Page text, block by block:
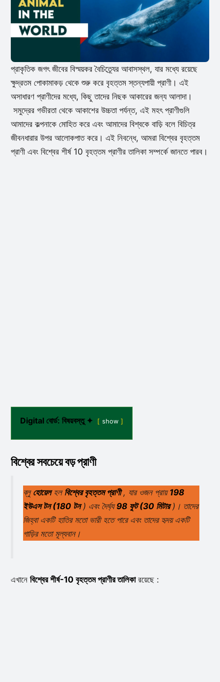
প্রাকৃতিক জগৎ জীবের বিস্ময়কর বৈচিত্র্যের আবাসস্থল, যার মধ্যে রয়েছে
ক্ষুদ্রতম পোকামাকড় থেকে শুরু করে বৃহত্তম স্তন্যপায়ী প্রাণী। এই
অসাধারণ প্রাণীদের মধ্যে, কিছু তাদের নিছক আকারের জন্য আলাদা।
সমুদ্রের গভীরতা থেকে আকাশের উচ্চতা পর্যন্ত, এই মহৎ প্রাণীগুলি
আমাদের কল্পনাকে মোহিত করে এবং আমাদের বিশ্বকে বাড়ি বলে বিচিত্র
জীবনধারার উপর আলোকপাত করে। এই নিবন্ধে, আমরা বিশ্বের বৃহত্তম
প্রাণী এবং বিশ্বের শীর্ষ 10 বৃহত্তম প্রাণীর তালিকা সম্পর্কে জানতে পারব।
Digital বোর্ড: বিষয়বস্তু ✦ show
বিশ্বের সবচেয়ে বড় প্রাণী
ব্লু হোয়েলহল বিশ্বের বৃহত্তম প্রাণী, যার ওজন প্রায়198
ইউএস টন (180 টন) এবং দৈর্ঘ্য98 ফুট (30 মিটার)। তাদের
জিহ্বা একটি হাতির মতো ভারী হতে পারে এবং তাদের হৃদয় একটি
গাড়ির মতো মূল্যবান।
এখানে বিশ্বের শীর্ষ-10 বৃহত্তম প্রাণীর তালিকারয়েছে :